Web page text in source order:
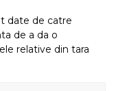
date de catre
de a da o
relative din tara